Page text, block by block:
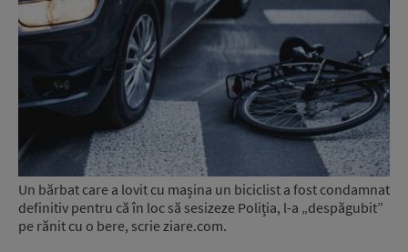
Un bărbat care a lovit cu mașina un biciclist a fost condamnat
definitiv pentru că în loc să sesizeze Poliția, l-a „despăgubit”
pe rănit cu o bere, scrie ziare.com.